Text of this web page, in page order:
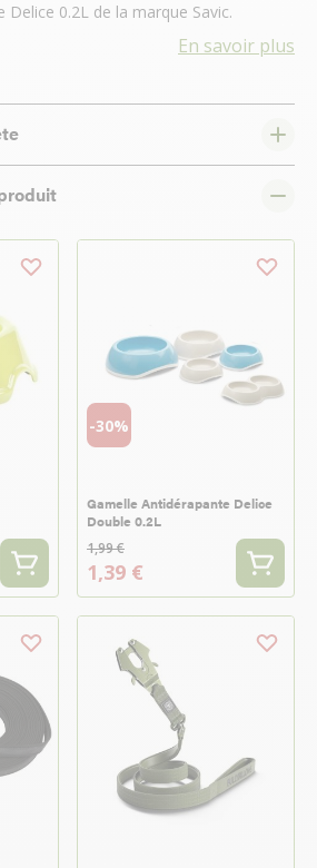
Delice 0.2L de la marque Savic.
En savoir plus
-30%
Gamelle Antidérapante Delice
Double 0.2L
1,99 €
1,39 €